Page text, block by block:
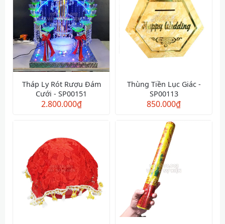
Tháp Ly Rót Rượu Đám
Cưới - SP00151
2.800.000₫
Thùng Tiền Lục Giác -
SP00113
850.000₫